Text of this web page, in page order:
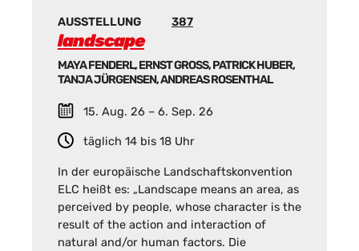
AUSSTELLUNG 387
landscape
MAYA FENDERL, ERNST GROSS, PATRICK HUBER, T
ANJA JÜRGENSEN, ANDREAS ROSENTHAL
15. Aug. 26 – 6. Sep. 26
täglich 14 bis 18 Uhr
In der europäische Landschaftskonvention
ELC heißt es: „Landscape means an area, as
perceived by people, whose character is the
result of the action and interaction of
natural and/or human factors. Die